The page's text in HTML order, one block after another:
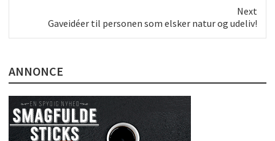
Next
post:
Gaveidéer til personen som elsker natur og udeliv!
ANNONCE